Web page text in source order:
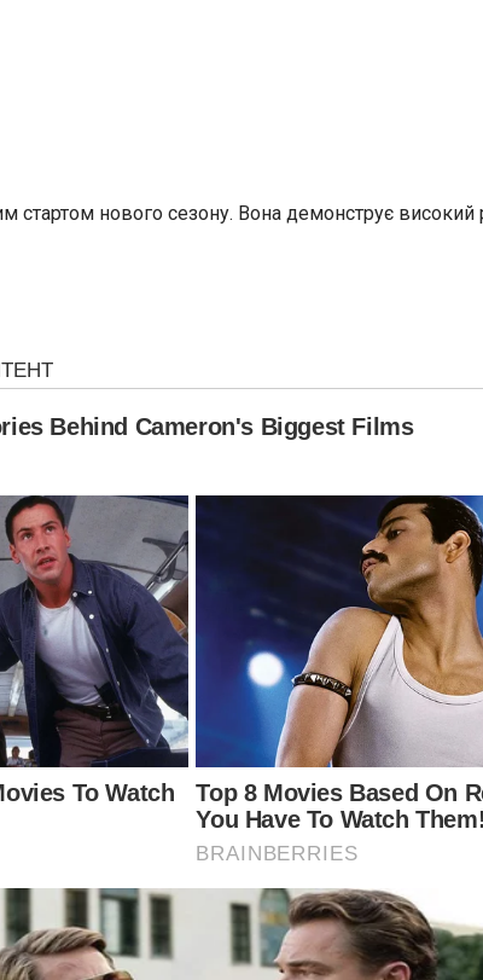
нового сезону. Вона демонструє високий